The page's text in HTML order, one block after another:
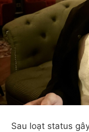
Sau loạt status